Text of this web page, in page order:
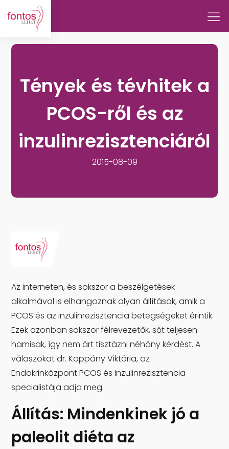
Tények és tévhitek a
PCOS-ről és az
inzulinrezisztenciáról
2015-08-09
Az interneten, és sokszor a beszélgetések
alkalmával is elhangoznak olyan állítások, amik a
PCOS és az inzulinrezisztencia betegségeket érintik.
Ezek azonban sokszor félrevezetők, sőt teljesen
hamisak, így nem árt tisztázni néhány kérdést. A
válaszokat dr. Koppány Viktória, az
Endokrinközpont PCOS és Inzulinrezisztencia
specialistája adja meg.
Állítás: Mindenkinek jó a
paleolit diéta az